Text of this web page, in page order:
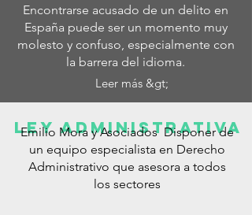
Encontrarse acusado de un delito en
España puede ser un momento muy
molesto y confuso, especialmente con
la barrera del idioma.
Leer más &gt;
LEY ADMINISTRATIVA
Emilio Mora y Asociados Disponer de
un equipo especialista en Derecho
Administrativo que asesora a todos
los sectores